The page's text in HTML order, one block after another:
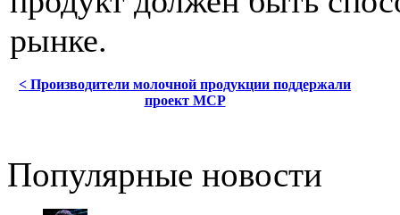
рынке.
< Производители молочной продукции поддержали
проект МСР
Популярные новости